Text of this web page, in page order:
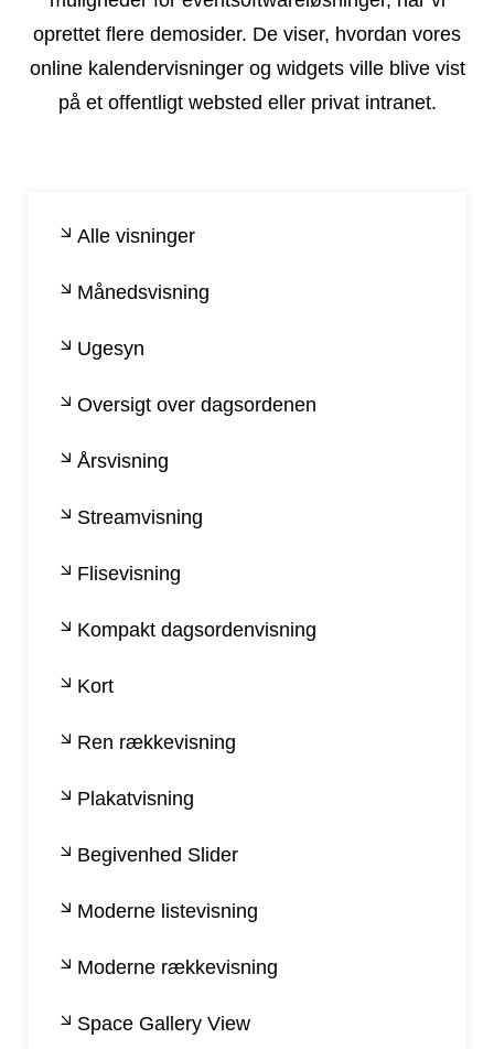
oprettet flere demosider. De viser, hvordan vores
online kalendervisninger og widgets ville blive vist
på et offentligt websted eller privat intranet.
Alle visninger
Månedsvisning
Ugesyn
Oversigt over dagsordenen
Årsvisning
Streamvisning
Flisevisning
Kompakt dagsordenvisning
Kort
Ren rækkevisning
Plakatvisning
Begivenhed Slider
Moderne listevisning
Moderne rækkevisning
Space Gallery View